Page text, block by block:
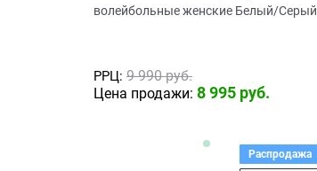
волейбольные женские Белый/Серый
РРЦ: 9 990 руб.
Цена продажи: 8 995 руб.
Распродажа